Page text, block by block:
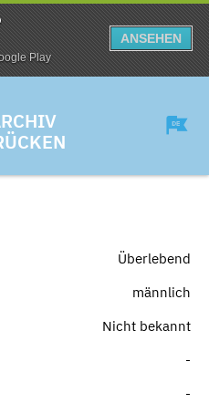
Play
ANSEHEN
Überlebend
männlich
Nicht bekannt
-
-